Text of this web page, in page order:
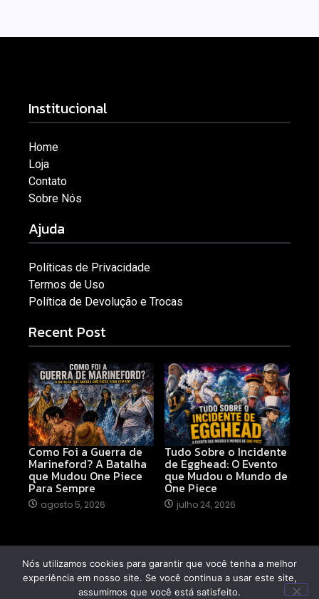
Institucional
Home
Loja
Contato
Sobre Nós
Ajuda
Políticas de Privacidade
Termos de Uso
Política de Devolução e Trocas
Recent Post
Como Foi a Guerra de
Marineford? A Batalha
que Mudou One Piece
Para Sempre
agosto 5, 2026
Tudo Sobre o Incidente
de Egghead: O Evento
que Mudou o Mundo de
One Piece
julho 24, 2026
© 2026 MangaKai
Nós utilizamos cookies para garantir que você tenha a melhor
experiência em nosso site. Se você continua a usar este site,
assumimos que você está satisfeito.